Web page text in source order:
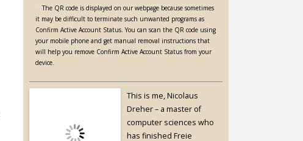
The QR code is displayed on our webpage because sometimes
it may be difficult to terminate such unwanted programs as
Confirm Active Account Status. You can scan the QR code using
your mobile phone and get manual removal instructions that
will help you remove Confirm Active Account Status from your
device.
This is me, Nicolaus
Dreher – a master of
computer sciences who
has finished Freie